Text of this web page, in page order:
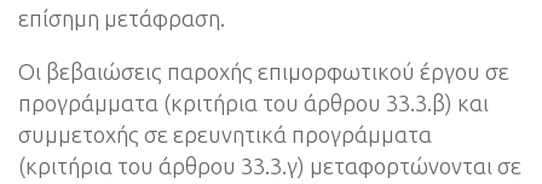
επίσημη μετάφραση.
Οι βεβαιώσεις παροχής επιμορφωτικού έργου σε
προγράμματα (κριτήρια του άρθρου 33.3.β) και
συμμετοχής σε ερευνητικά προγράμματα
(κριτήρια του άρθρου 33.3.γ) μεταφορτώνονται σε